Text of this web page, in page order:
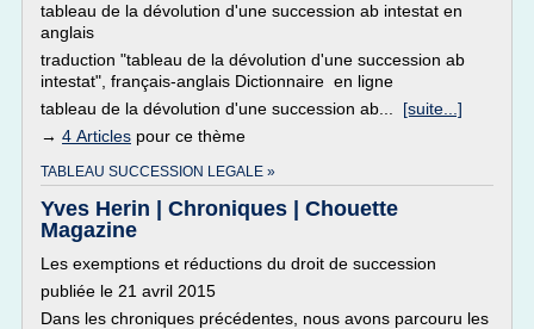
tableau de la dévolution d'une succession ab intestat en
anglais
traduction "tableau de la dévolution d'une succession ab
intestat", français-anglais Dictionnaire en ligne
tableau de la dévolution d'une succession ab... [suite...]
→ 4 Articles pour ce thème
TABLEAU SUCCESSION LEGALE »
Yves Herin | Chroniques | Chouette
Magazine
Les exemptions et réductions du droit de succession
publiée le 21 avril 2015
Dans les chroniques précédentes, nous avons parcouru les